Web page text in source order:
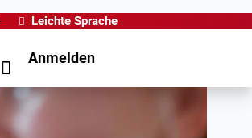
Leichte Sprache
Anmelden